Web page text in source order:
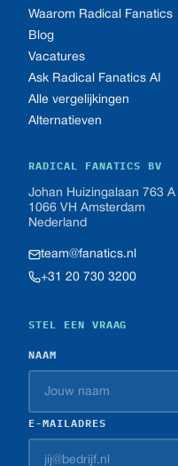
Waarom Radical Fanatics
Blog
Vacatures
Ask Radical Fanatics AI
Alle vergelijkingen
Alternatieven
RADICAL FANATICS BV
Johan Huizingalaan 763 A
1066 VH Amsterdam
Nederland
team@fanatics.nl
+31 20 730 3200
STEL EEN VRAAG
NAAM
E-MAILADRES